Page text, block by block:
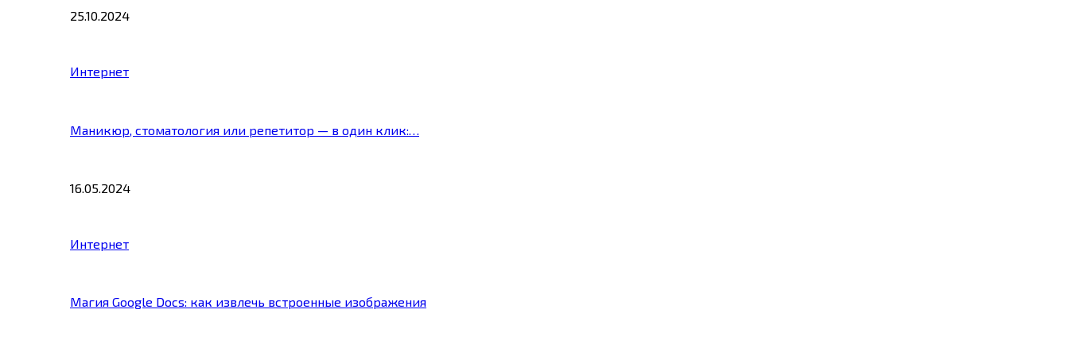
25.10.2024
Интернет
Маникюр, стоматология или репетитор — в один клик:…
16.05.2024
Интернет
Магия Google Docs: как извлечь встроенные изображения